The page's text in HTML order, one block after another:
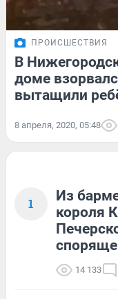
ПРОИСШЕСТВИЯ
В
доме
вытащили
8 апреля, 2020, 05:48
1
Из
короля
14 133